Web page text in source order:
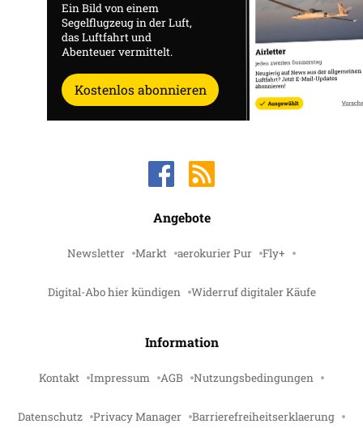
Ein Bild von einem
Segelflugzeug in der Luft,
das Luftfahrt und
Abenteuer vermittelt.
Kostenlos abonnieren
Angebote
Newsletter Markt aerokurier Pur Fly+
Digital-Abo hier kündigen Widerruf digitaler Käufe
Information
Kontakt Impressum AGB Nutzungsbedingungen
Datenschutz Privacy Manager Barrierefreiheitserklaerung